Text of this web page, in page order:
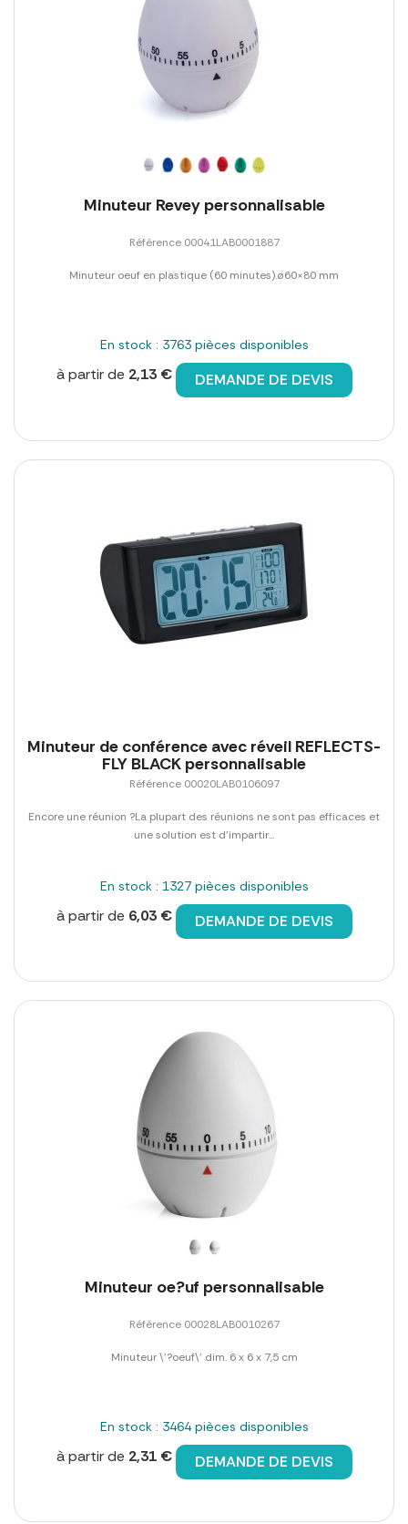
Minuteur Revey personnalisable
Référence 00041LAB0001887
Minuteur oeuf en plastique (60 minutes).ø60×80 mm
En stock : 3763 pièces disponibles
à partir de 2,13 € DEMANDE DE DEVIS
Minuteur de conférence avec réveil REFLECTS-
FLY BLACK personnalisable
Référence 00020LAB0106097
Encore une réunion ?La plupart des réunions ne sont pas efficaces et
une solution est d'impartir...
En stock : 1327 pièces disponibles
à partir de 6,03 € DEMANDE DE DEVIS
Minuteur oe?uf personnalisable
Référence 00028LAB0010267
Minuteur \'?oeuf\' dim. 6 x 6 x 7,5 cm
En stock : 3464 pièces disponibles
à partir de 2,31 € DEMANDE DE DEVIS